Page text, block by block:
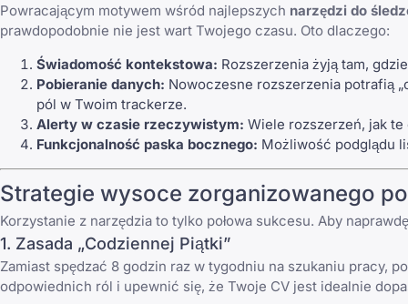
Powracającym motywem wśród najlepszych narzędzi do
prawdopodobnie nie jest wart Twojego czasu. Oto dlaczego:
Świadomość kontekstowa: Rozszerzenia żyją tam,
Pobieranie danych: Nowoczesne rozszerzenia potrafią
pól w Twoim trackerze.
Alerty w czasie rzeczywistym: Wiele rozszerzeń, jak
Funkcjonalność paska bocznego: Możliwość podglądu
Strategie wysoce zorganizowanego
Korzystanie z narzędzia to tylko połowa sukcesu. Aby
1. Zasada „Codziennej Piątki”
Zamiast spędzać 8 godzin raz w tygodniu na szukaniu pracy,
odpowiednich ról i upewnić się, że Twoje CV jest idealnie